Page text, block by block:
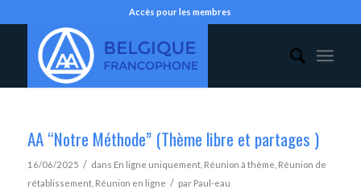
Accès pour les membres
AA “Notre Méthode” (Thème libre et partages )
16/06/2025 / dans En ligne uniquement, Réunion à thème Réunion de
rétablissement, Réunion en ligne / par Paul-eau